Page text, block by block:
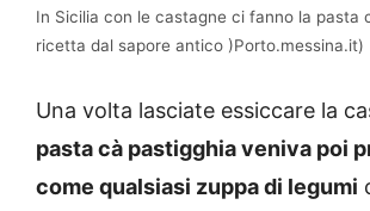
In Sicilia con le castagne ci fanno la pasta
ricetta dal sapore antico )Porto.messina.it)
Una volta lasciate essiccare la
pasta cà pastigghia veniva poi
come qualsiasi zuppa di legumi